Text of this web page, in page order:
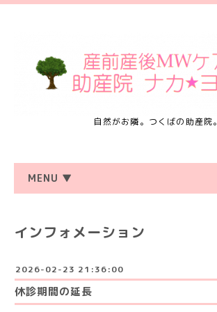
自然がお隣。つくばの助産院。
MENU ▼
インフォメーション
2026-02-23 21:36:00
休診期間の延長